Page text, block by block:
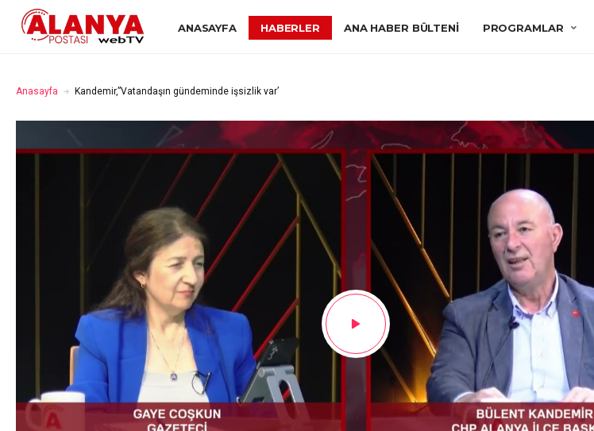
ANASAYFA HABERLER ANA HABER BÜLTENI PROGRAMLAR
Anasayfa Kandemir,”Vatandaşın gündeminde işsizlik var’